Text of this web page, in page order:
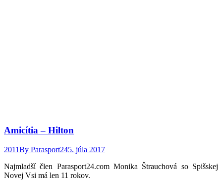
Amicítia – Hilton
2011By Parasport245. júla 2017
Najmladší člen Parasport24.com Monika Štrauchová so Spišskej
Novej Vsi má len 11 rokov.